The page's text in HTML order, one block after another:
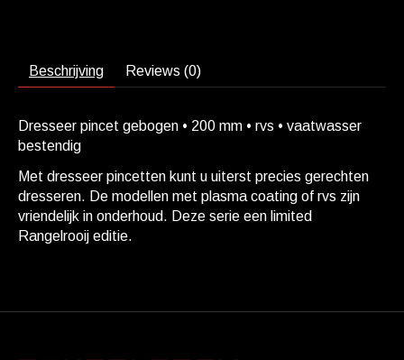
Beschrijving Reviews (0)
Dresseer pincet gebogen • 200 mm • rvs • vaatwasser
bestendig
Met dresseer pincetten kunt u uiterst precies gerechten
dresseren. De modellen met plasma coating of rvs zijn
vriendelijk in onderhoud. Deze serie een limited
Rangelrooij editie.